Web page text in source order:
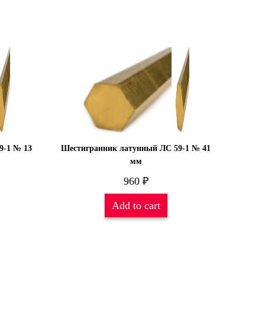
1 № 13
Шестигранник латунный ЛС 59-1 № 41
мм
960 ₽
Add to cart